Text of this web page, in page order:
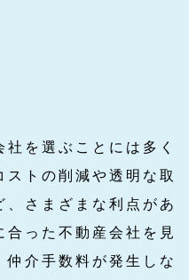
を選ぶことには多く
トの削減や透明な取
、さまざまな利点があ
合った不動産会社を見
介手数料が発生しな